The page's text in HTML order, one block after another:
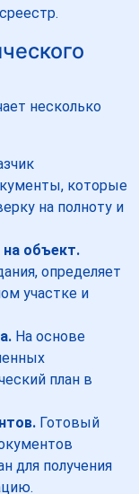
несколько
которые
на полноту и
объект.
определяет
участке и
На основе
план в
Готовый
для получения